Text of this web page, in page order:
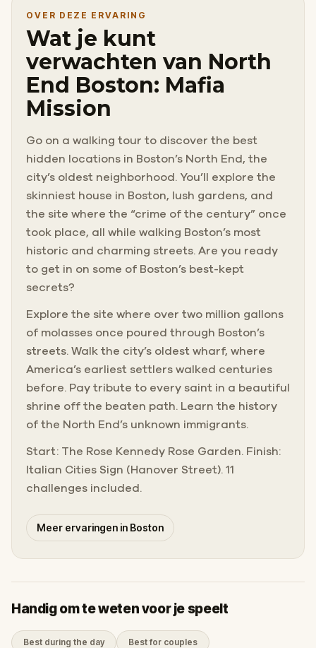
OVER DEZE ERVARING
Wat je kunt
verwachten van North
End Boston: Mafia
Mission
Go on a walking tour to discover the best
hidden locations in Boston’s North End, the
city’s oldest neighborhood. You’ll explore the
skinniest house in Boston, lush gardens, and
the site where the “crime of the century” once
took place, all while walking Boston’s most
historic and charming streets. Are you ready
to get in on some of Boston’s best-kept
secrets?
Explore the site where over two million gallons
of molasses once poured through Boston’s
streets. Walk the city’s oldest wharf, where
America’s earliest settlers walked centuries
before. Pay tribute to every saint in a beautiful
shrine off the beaten path. Learn the history
of the North End’s unknown immigrants.
Start: The Rose Kennedy Rose Garden. Finish:
Italian Cities Sign (Hanover Street). 11
challenges included.
Meer ervaringen in Boston
Handig om te weten voor je speelt
Best during the day Best for couples